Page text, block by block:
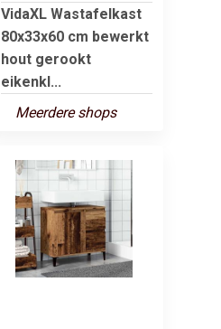
VidaXL Wastafelkast
80x33x60 cm bewerkt
hout gerookt
eikenkl...
Meerdere shops